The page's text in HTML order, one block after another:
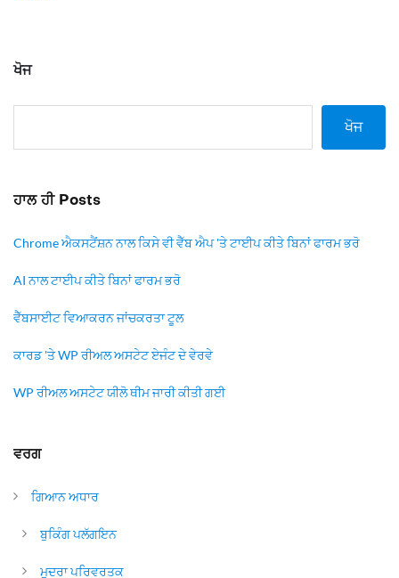
ਖੋਜ
ਖੋਜ
ਹਾਲ ਹੀ Posts
Chrome ਐਕਸਟੈਂਸ਼ਨ ਨਾਲ ਕਿਸੇ ਵੀ ਵੈੱਬ ਐਪ 'ਤੇ ਟਾਈਪ ਕੀਤੇ ਬਿਨਾਂ ਫਾਰਮ ਭਰੋ
AI ਨਾਲ ਟਾਈਪ ਕੀਤੇ ਬਿਨਾਂ ਫਾਰਮ ਭਰੋ
ਵੈੱਬਸਾਈਟ ਵਿਆਕਰਨ ਜਾਂਚਕਰਤਾ ਟੂਲ
ਕਾਰਡ 'ਤੇ WP ਰੀਅਲ ਅਸਟੇਟ ਏਜੰਟ ਦੇ ਵੇਰਵੇ
WP ਰੀਅਲ ਅਸਟੇਟ ਯੀਲੋ ਥੀਮ ਜਾਰੀ ਕੀਤੀ ਗਈ
ਵਰਗ
ਗਿਆਨ ਅਧਾਰ
ਬੁਕਿੰਗ ਪਲੱਗਇਨ
ਮੁਦਰਾ ਪਰਿਵਰਤਕ